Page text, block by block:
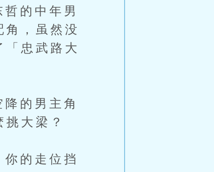
的中年男
，虽然没
忠武路大
的男主角
大梁？
的走位挡